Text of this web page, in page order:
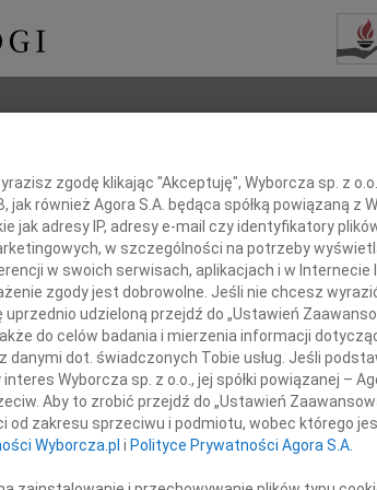
nasz Przyjaciel
Imię i nazwisko lub
+
INNE NEKROLOGI
22.06.2026
Wyrazy
Anna Jagielska
Wspomnienie
Małgorzata
Ukochana
Zygmunt
1 lipca - w dniu
zgodę klikając "Akceptuję", Wyborcza sp. z
jak również Agora S.A. będąca spółką powiązaną z
jak adresy IP, adresy e-mail czy identyfikatory
w szczególności na potrzeby
w swoich serwisach, aplikacjach i w Internecie
zgody jest dobrowolne. Jeśli nie chcesz
udzieloną przejdź do „Ustawień
do celów badania i mierzenia informacji
danymi dot. świadczonych Tobie usług. Jeśli
Wyborcza sp. z o.o., jej spółki powiązanej –
Aby to zrobić przejdź do „Ustawień
zakresu sprzeciwu i podmiotu, wobec którego
Wyborcza.pl i Polityce Prywatności Agora S.A.